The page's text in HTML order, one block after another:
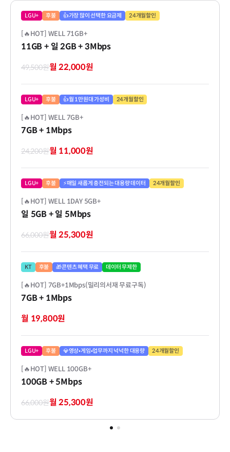
LGU+ 후불 👍가장 많이 선택한 요금제 24개월할인
[🔥HOT] WELL 71GB+
11GB+ 일 2GB+ 3Mbps
49,500원월 22,000원
LGU+ 후불 👍월 1만원대 가성비 24개월할인
[🔥HOT] WELL 7GB+
7GB+ 1Mbps
24,200원월 11,000원
LGU+ 후불 ⚡매일 새롭게 충전되는 대용량 데이터 24개월할인
[🔥HOT] WELL 1DAY 5GB+
일 5GB+ 일 5Mbps
66,000원월 25,300원
KT 후불 🎁콘텐츠 혜택 무료 데이터 무제한
[🔥HOT] 7GB+1Mbps(밀리의서재 무료구독)
7GB+ 1Mbps
월 19,800원
LGU+ 후불 💎영상•게임•업무까지 넉넉한 대용량 24개월할인
[🔥HOT] WELL 100GB+
100GB+ 5Mbps
66,000원월 25,300원